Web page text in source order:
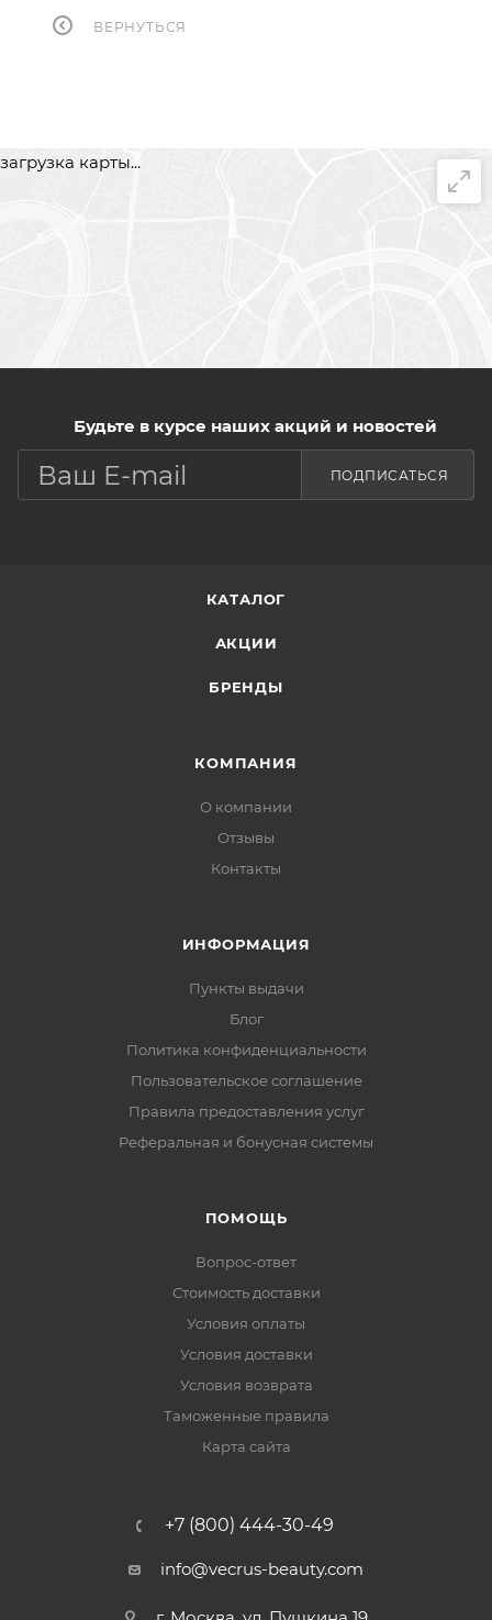
ВЕРНУТЬСЯ
загрузка карты...
Будьте в курсе наших акций и новостей
ПОДПИСАТЬСЯ
КАТАЛОГ
АКЦИИ
БРЕНДЫ
КОМПАНИЯ
О компании
Отзывы
Контакты
ИНФОРМАЦИЯ
Пункты выдачи
Блог
Политика конфиденциальности
Пользовательское соглашение
Правила предоставления услуг
Реферальная и бонусная системы
ПОМОЩЬ
Вопрос-ответ
Стоимость доставки
Условия оплаты
Условия доставки
Условия возврата
Таможенные правила
Карта сайта
+7 (800) 444-30-49
info@vecrus-beauty.com